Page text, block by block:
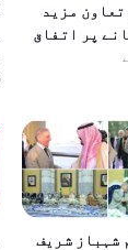
مزید
پر اتفاق
شہباز شریف